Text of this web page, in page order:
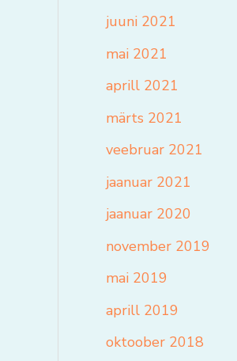
juuni 2021
mai 2021
aprill 2021
märts 2021
veebruar 2021
jaanuar 2021
jaanuar 2020
november 2019
mai 2019
aprill 2019
oktoober 2018